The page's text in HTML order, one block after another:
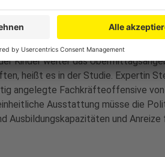
einzelnen Kind in der
es bis 2030 aber mehr als eine
nur die heutige Quote
betreut werden - angepeilt würde,
Kinder weiter das
heißt es in der Studie. Expertin
angelegte Fachkräfteoffensive von
Ausstattung müsse die
Ausbildungskapazitäten und